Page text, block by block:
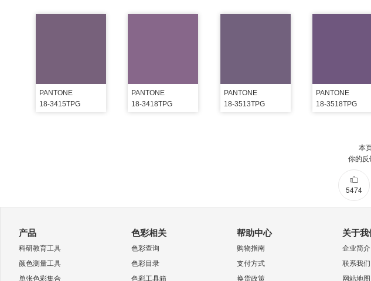
PANTONE
18-3415TPG
PANTONE
18-3418TPG
PANTONE
18-3513TPG
PANTONE
18-3518TPG
本
你的
5474
产品
科研教育工具
颜色测量工具
单张色彩集合
色彩相关
色彩查询
色彩目录
色彩工具箱
帮助中心
购物指南
支付方式
换货政策
关于我
企业简介
联系我们
网站地图